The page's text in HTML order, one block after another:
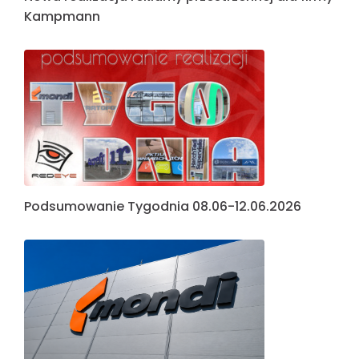
Kampmann
Podsumowanie Tygodnia 08.06-12.06.2026